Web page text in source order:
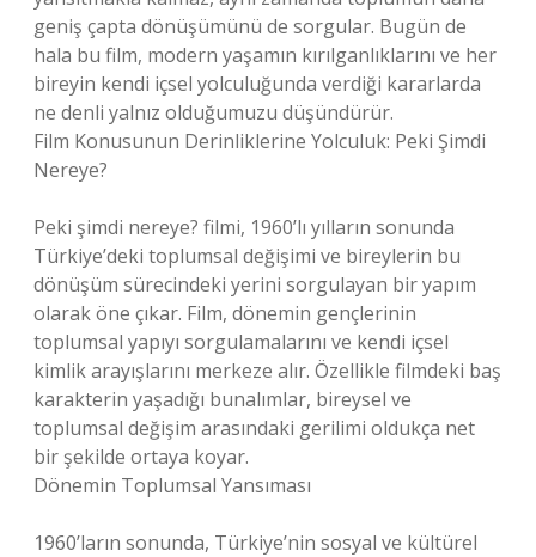
geniş çapta dönüşümünü de sorgular. Bugün de
hala bu film, modern yaşamın kırılganlıklarını ve her
bireyin kendi içsel yolculuğunda verdiği kararlarda
ne denli yalnız olduğumuzu düşündürür.
Film Konusunun Derinliklerine Yolculuk: Peki Şimdi
Nereye?
Peki şimdi nereye? filmi, 1960’lı yılların sonunda
Türkiye’deki toplumsal değişimi ve bireylerin bu
dönüşüm sürecindeki yerini sorgulayan bir yapım
olarak öne çıkar. Film, dönemin gençlerinin
toplumsal yapıyı sorgulamalarını ve kendi içsel
kimlik arayışlarını merkeze alır. Özellikle filmdeki baş
karakterin yaşadığı bunalımlar, bireysel ve
toplumsal değişim arasındaki gerilimi oldukça net
bir şekilde ortaya koyar.
Dönemin Toplumsal Yansıması
1960’ların sonunda, Türkiye’nin sosyal ve kültürel